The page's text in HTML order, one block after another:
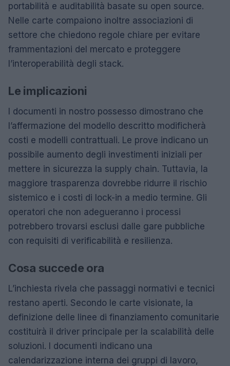
portabilità e auditabilità basate su open source.
Nelle carte compaiono inoltre associazioni di
settore che chiedono regole chiare per evitare
frammentazioni del mercato e proteggere
l’interoperabilità degli stack.
Le implicazioni
I documenti in nostro possesso dimostrano che
l’affermazione del modello descritto modificherà
costi e modelli contrattuali. Le prove indicano un
possibile aumento degli investimenti iniziali per
mettere in sicurezza la supply chain. Tuttavia, la
maggiore trasparenza dovrebbe ridurre il rischio
sistemico e i costi di lock-in a medio termine. Gli
operatori che non adegueranno i processi
potrebbero trovarsi esclusi dalle gare pubbliche
con requisiti di verificabilità e resilienza.
Cosa succede ora
L’inchiesta rivela che passaggi normativi e tecnici
restano aperti. Secondo le carte visionate, la
definizione delle linee di finanziamento comunitarie
costituirà il driver principale per la scalabilità delle
soluzioni. I documenti indicano una
calendarizzazione interna dei gruppi di lavoro,